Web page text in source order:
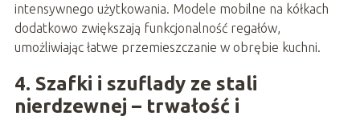
intensywnego użytkowania. Modele mobilne na kółkach
dodatkowo zwiększają funkcjonalność regałów,
umożliwiając łatwe przemieszczanie w obrębie kuchni.
4. Szafki i szuflady ze stali
nierdzewnej – trwałość i